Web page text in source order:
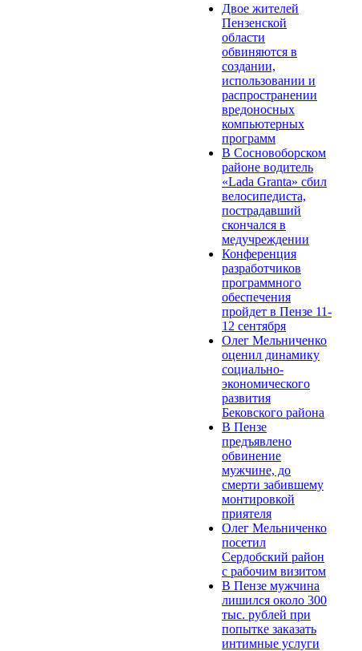
Двое жителей
Пензенской
области
обвиняются в
создании,
использовании и
распространении
вредоносных
компьютерных
программ
В Сосновоборском
районе водитель
«Lada Granta» сбил
велосипедиста,
пострадавший
скончался в
медучреждении
Конференция
разработчиков
программного
обеспечения
пройдет в Пензе 11-
12 сентября
Олег Мельниченко
оценил динамику
социально-
экономического
развития
Бековского района
В Пензе
предъявлено
обвинение
мужчине, до
смерти забившему
монтировкой
приятеля
Олег Мельниченко
посетил
Сердобский район
с рабочим визитом
В Пензе мужчина
лишился около 300
тыс. рублей при
попытке заказать
интимные услуги